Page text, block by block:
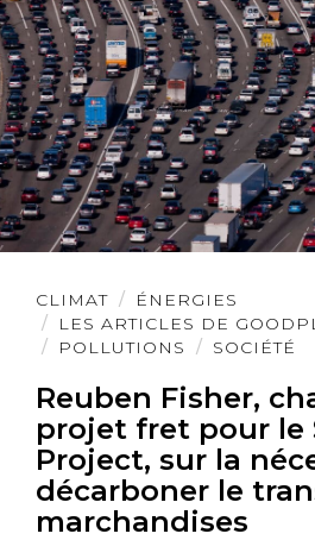
CLIMAT
ÉNERGIES
LES ARTICLES DE
POLLUTIONS
SOCIÉTÉ
Reuben Fisher,
projet fret pour le
Project, sur la
décarboner le
marchandises
Lire
l'article